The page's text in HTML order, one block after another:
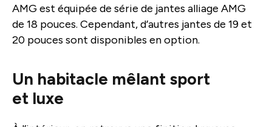
AMG est équipée de série de jantes alliage AMG
de 18 pouces. Cependant, d’autres jantes de 19 et
20 pouces sont disponibles en option.
Un habitacle mêlant sport
et luxe